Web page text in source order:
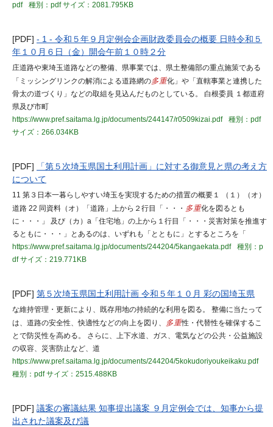
pdf
種別：pdfサイズ：2081.795KB
[PDF] - 1 - 令和５年９月定例会企画財政委員会の概要 日時令和５
年１０月６日（金）開会午前１０時２分
庄道路や東埼玉道路などの整備、県事業では、県土整備部の重点施策である
「ミッシングリンクの解消による道路網の多重化」や「直轄事業と連携した
骨太の道づくり」などの取組を見込んだものとしている。 白根委員 １都道府
県及び市町
https://www.pref.saitama.lg.jp/documents/244147/r0509kizai.pdf
種別：pdf
サイズ：266.034KB
[PDF]
「第５次埼玉県国土利用計画」に対する御意見と県の考え方
について
11 第３日本一暮らしやすい埼玉を実現するための措置の概要１ （１）（オ）
道路 22 同資料（オ）「道路」上から２行目「・・・ 多重化を図るとも
に・・・」 及び（カ）a「住宅地」の上から１行目「・・・災害対策を推進す
るともに・・・」とあるのは、いずれも「とともに」とするところを「
https://www.pref.saitama.lg.jp/documents/244204/5kangaekata.pdf
種別：p
dfサイズ：219.771KB
[PDF] 第５次埼玉県国土利用計画 令和５年１０月 彩の国埼玉県
な維持管理・更新により、既存用地の持続的な利用を図る。 整備に当たって
は、道路の安全性、快適性などの向上を図り、
多重性・代替性を確保するこ
とで防災性を高める。 さらに、上下水道、ガス、電気などの公共・公益施設
の収容、災害防止など、道
https://www.pref.saitama.lg.jp/documents/244204/5kokudoriyoukeikaku.pdf
種別：pdfサイズ：2515.488KB
[PDF] 議案の審議結果 知事提出議案 ９月定例会では、知事から提
出された議案及び議